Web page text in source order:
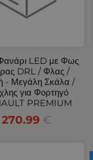
LED με Φως
DRL / Φλας /
- Μεγάλη Σκάλα /
για Φορτηγό
PREMIUM
270.99 €